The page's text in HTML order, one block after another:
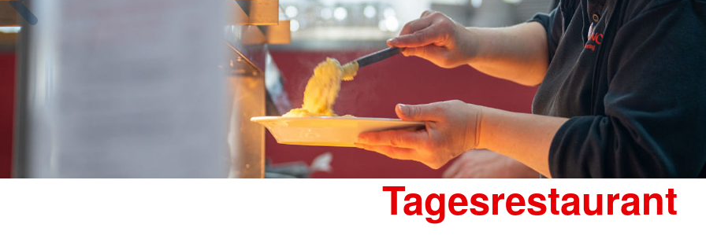
Tagesrestaurant